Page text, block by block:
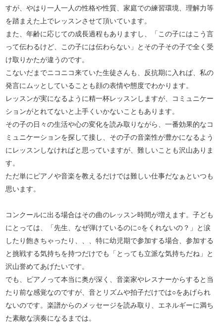
すが、やはり一人一人の性格や性質、家庭での練習環境、理解力等
を踏まえた上でレッスンさせて頂いています。
また、年齢に応じての成長過程もありますし、「この子にはこう言
って伝わるけど、この子には伝わらない」とその子その子で全く受
け取りかたが違うのです。
こないだまでニコニコ来ていた生徒さんも、反抗期に入れば、私の
発言にムッとしていることも顔の表情や態度でわかります。
レッスンが実になるように精一杯レッスンしますが、コミュニケー
ションがとれてないと上手くいかないこともあります。
その子の日々の生活や心の変化を読み取りながら、一番効果的なコ
ミュニケーションを探して接し、その子の音楽性が豊かになるよう
にレッスンしなければと思っていますが、難しいことも沢山ありま
す。
ただ単にピアノや音楽を教えるだけでは難しい仕事だなぁといつも
思います。
コンクールに出る場合はその曲のレッスン時間が増えます。子ども
にとっては、「先生、なぜ弾けているのに○をくれないの？」と涙
したり飽きちゃったり、、、特に幼児期で参加する場合、参加する
と挑戦する気持ちを持つだけでも「とっても立派な気持ちだね」と
沢山誉めてあげたいです。
でも、ピアノって本当に奥が深く、音楽家やレスナーからすると当
たり前な感覚なのですが、音とリズムや拍子だけでは○をあげられ
ないのです。楽譜からのメッセージを読み取り、エネルギーに満ち
た素敵な演奏になるまでは。